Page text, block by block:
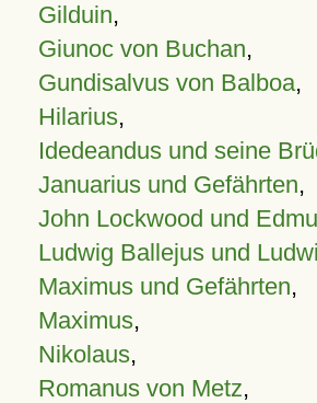
Gilduin,
Giunoc von Buchan,
Gundisalvus von Balboa,
Hilarius,
Idedeandus und seine
Januarius und Gefährten,
John Lockwood und
Ludwig Ballejus und
Maximus und Gefährten,
Maximus,
Nikolaus,
Romanus von Metz,